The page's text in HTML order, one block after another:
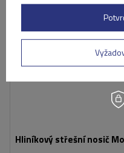
Hliníkový střešní nosič